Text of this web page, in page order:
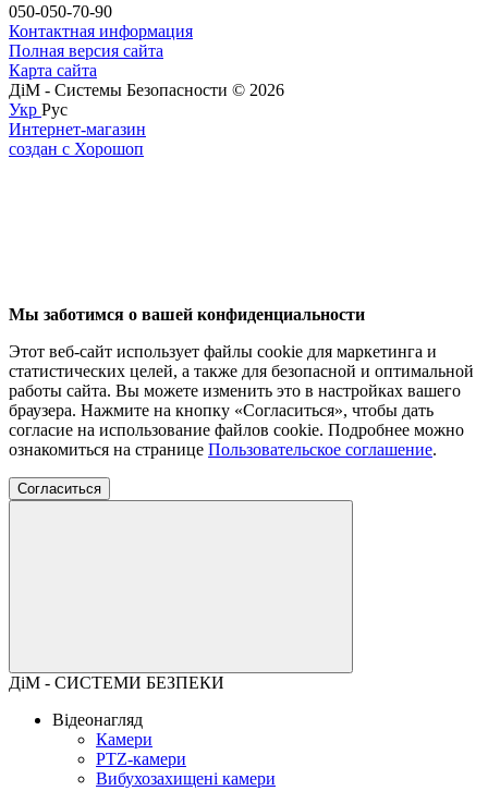
050-050-70-90
Контактная информация
Полная версия сайта
Карта сайта
ДіМ - Системы Безопасности © 2026
Укр Рус
Интернет-магазин
создан с Хорошоп
Мы заботимся о вашей конфиденциальности
Этот веб-сайт использует файлы cookie для маркетинга и
статистических целей, а также для безопасной и оптимальной
работы сайта. Вы можете изменить это в настройках вашего
браузера. Нажмите на кнопку «Согласиться», чтобы дать
согласие на использование файлов cookie. Подробнее можно
ознакомиться на странице Пользовательское соглашение.
Согласиться
ДіМ - СИСТЕМИ БЕЗПЕКИ
Відеонагляд
Камери
PTZ-камери
Вибухозахищені камери